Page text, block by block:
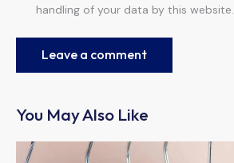
handling of your data by this website.
You May Also Like